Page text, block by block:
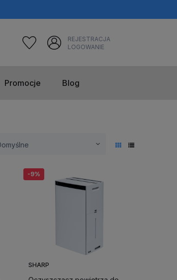
REJESTRACJA
LOGOWANIE
Promocje Blog
SHARP
-9%